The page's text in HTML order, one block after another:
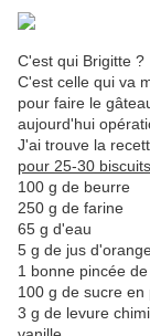
C'est qui Brigitte ?
C'est celle qui va
pour faire le
aujourd'hui
J'ai trouve la
pour 25-30 biscuits
100 g de beurre
250 g de farine
65 g d'eau
5 g de jus
1 bonne pincée
100 g de sucre en
3 g de levure